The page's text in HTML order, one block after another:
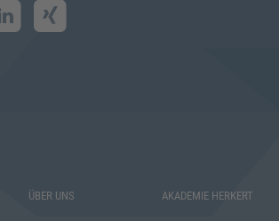
ÜBER UNS AKADEMIE HERKERT